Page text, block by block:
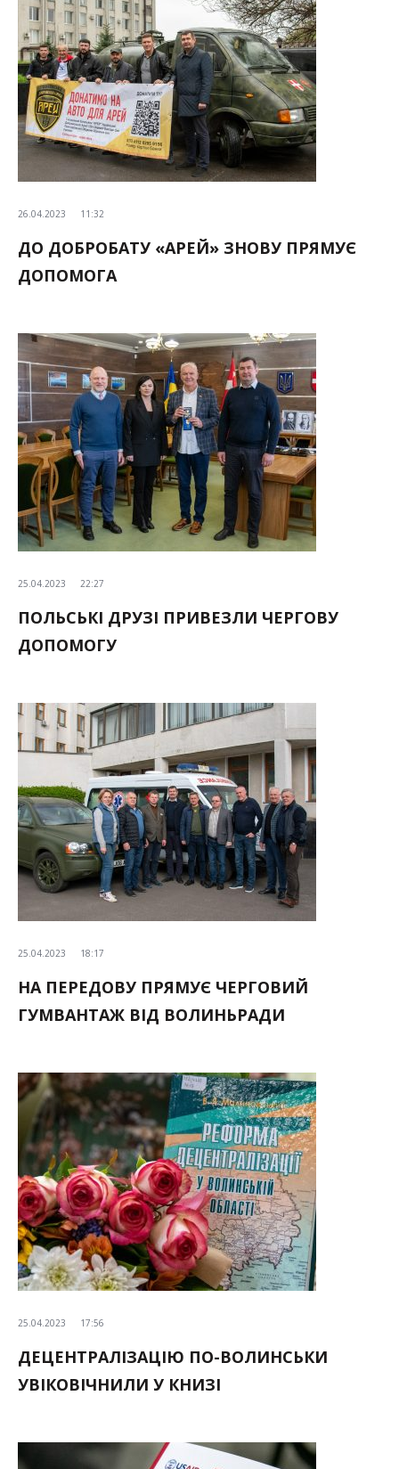
26.04.2023 11:32
ДО ДОБРОБАТУ «АРЕЙ» ЗНОВУ ПРЯМУЄ
ДОПОМОГА
25.04.2023 22:27
ПОЛЬСЬКІ ДРУЗІ ПРИВЕЗЛИ ЧЕРГОВУ
ДОПОМОГУ
25.04.2023 18:17
НА ПЕРЕДОВУ ПРЯМУЄ ЧЕРГОВИЙ
ГУМВАНТАЖ ВІД ВОЛИНЬРАДИ
25.04.2023 17:56
ДЕЦЕНТРАЛІЗАЦІЮ ПО-ВОЛИНСЬКИ
УВІКОВІЧНИЛИ У КНИЗІ